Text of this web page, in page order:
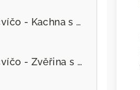
Dogfitnessky na cvíčo - Kachna s červenou řepou
Dogfitnessky na cvíčo - Zvěřina s jablky